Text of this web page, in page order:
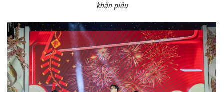
khăn piêu